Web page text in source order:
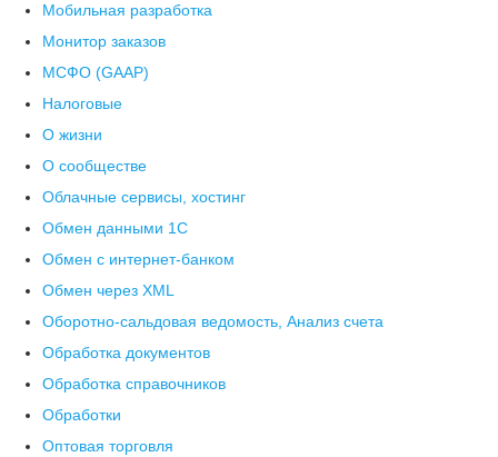
Мобильная разработка
Монитор заказов
МСФО (GAAP)
Налоговые
О жизни
О сообществе
Облачные сервисы, хостинг
Обмен данными 1С
Обмен с интернет-банком
Обмен через XML
Оборотно-сальдовая ведомость, Анализ счета
Обработка документов
Обработка справочников
Обработки
Оптовая торговля